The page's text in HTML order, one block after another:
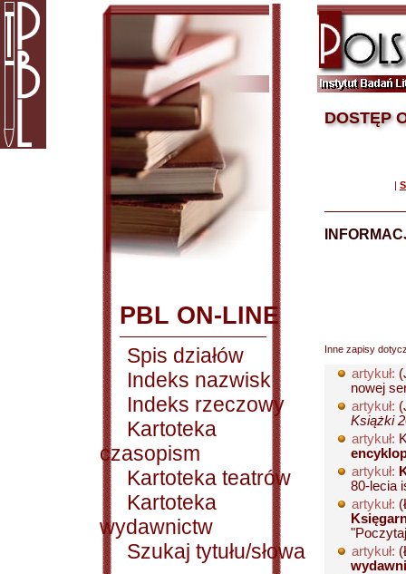
PBL ON-LINE
Spis działów
Indeks nazwisk
Indeks rzeczowy
Kartoteka
czasopism
Kartoteka teatrów
Kartoteka
wydawnictw
Szukaj tytułu/słowa
DOSTĘP
|
Inne zapisy
artykuł:
nowej
artykuł:
Książki
artykuł:
artykuł:
80-lecia
artykuł:
artykuł: